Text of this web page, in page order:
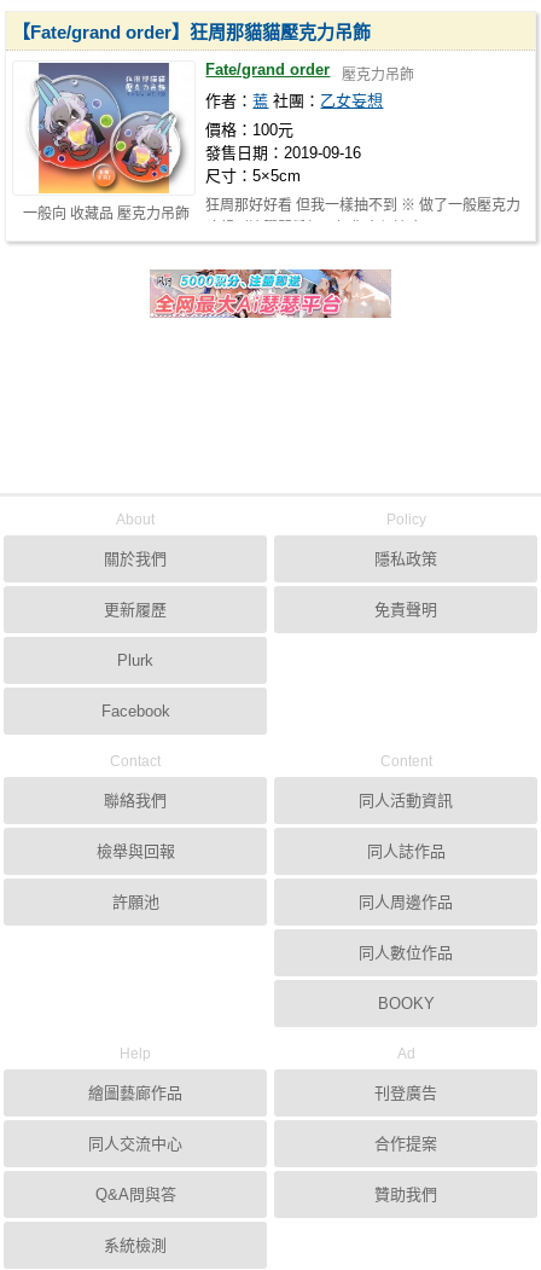
一般向 收藏品 壓克力吊飾
【Fate/grand order】狂周那貓貓壓克力吊飾
Fate/grand order 壓克力吊飾
作者：蔫 社團： 乙女妄想
價格：100元
發售日期：2019-09-16
尺寸：5×5cm
狂周那好好看 但我一樣抽不到 ※ 做了一般壓克力
About
關於我們
更新履歷
Plurk
Facebook
Policy
隱私政策
免責聲明
Contact
聯絡我們
檢舉與回報
許願池
Content
同人活動資訊
同人誌作品
同人周邊作品
同人數位作品
BOOKY
Help
繪圖藝廊作品
同人交流中心
Q&A問與答
系統檢測
Ad
刊登廣告
合作提案
贊助我們